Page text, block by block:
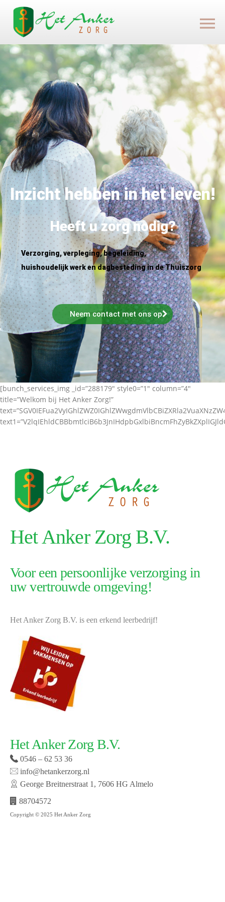
Inzicht hebben in het leven!
Heeft u zorg nodig?
Verzorging, verpleging, begeleiding,
huishoudelijk werk en dagbesteding in de Thuiszorg
Neem contact met ons op
[bunch_services_img _id=”288179″ style0=”1″ column=”4″
title=”Welkom bij Het Anker Zorg!”
Het Anker Zorg B.V.
Voor een persoonlijke verzorging in
uw vertrouwde omgeving!
Het Anker Zorg B.V. is een erkend leerbedrijf!
Het Anker Zorg B.V.
0546 – 62 53 36
info@hetankerzorg.nl
George Breitnerstraat 1, 7606 HG Almelo
88704572
Copyright © 2025 Het Anker Zorg